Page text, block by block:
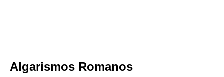
Algarismos Romanos